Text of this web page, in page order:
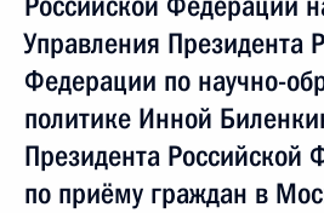
Управления Президента
Федерации по научно-
политике Инной
Президента Российской
по приёму граждан в